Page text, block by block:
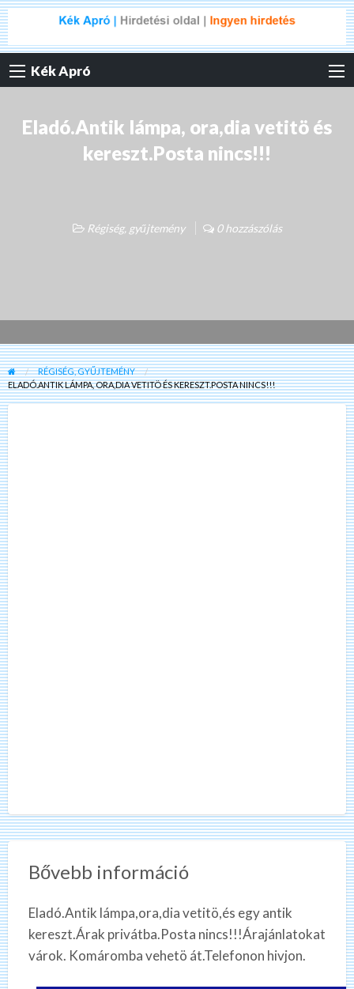
Kék Apró
Eladó.Antik lámpa, ora,dia vetitö és
kereszt.Posta nincs!!!
Régiség, gyűjtemény 0 hozzászólás
RÉGISÉG, GYŰJTEMÉNY
ELADÓ.ANTIK LÁMPA, ORA,DIA VETITÖ ÉS KERESZT.POSTA NINCS!!!
Bővebb információ
Eladó.Antik lámpa,ora,dia vetitö,és egy antik
kereszt.Árak privátba.Posta nincs!!!Árajánlatokat
várok. Komáromba vehetö át.Telefonon hivjon.